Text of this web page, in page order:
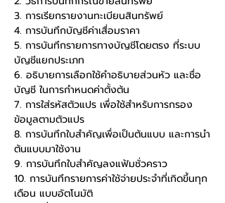
3. การเรียกรายงานทะเบียนสินทรัพย์
4. การบันทึกบัญชีค่าเสื่อมราคา
5. การบันทึกรายการทางบัญชีโดยตรง ที่ระบบ
บัญชีแยกประเภท
6. อธิบายการเลือกใช้คำอธิบายส่วนหัว และชื่อ
บัญชี ในการกำหนดค่าตั้งต้น
7. การใส่รหัสตัวแปร เพื่อใช้สำหรับการกรอง
ข้อมูลตามตัวแปร
8. การบันทึกใบสำคัญเพื่อเป็นต้นแบบ และการนำ
ต้นแบบมาใช้งาน
9. การบันทึกใบสำคัญลงแฟ้มชั่วคราว
10. การบันทึกรายการค่าใช้จ่ายประจำที่เกิดขึ้นทุก
เดือน แบบอัตโนมัติ